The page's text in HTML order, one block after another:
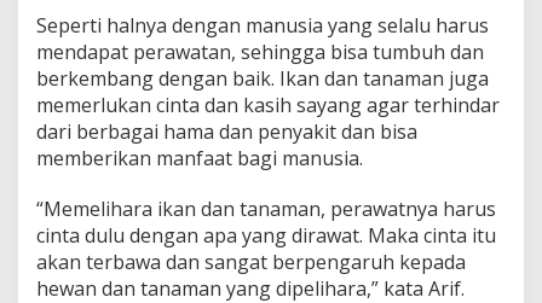
Seperti halnya dengan manusia yang selalu harus
mendapat perawatan, sehingga bisa tumbuh dan
berkembang dengan baik. Ikan dan tanaman juga
memerlukan cinta dan kasih sayang agar terhindar
dari berbagai hama dan penyakit dan bisa
memberikan manfaat bagi manusia.
“Memelihara ikan dan tanaman, perawatnya harus
cinta dulu dengan apa yang dirawat. Maka cinta itu
akan terbawa dan sangat berpengaruh kepada
hewan dan tanaman yang dipelihara,” kata Arif.